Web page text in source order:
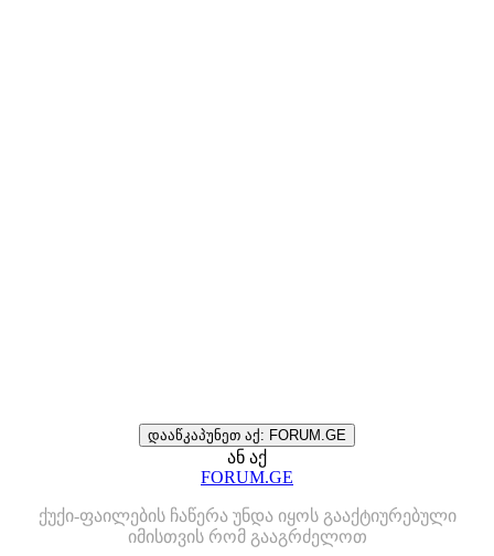
დააწკაპუნეთ აქ: FORUM.GE
ან აქ
FORUM.GE
ქუქი-ფაილების ჩაწერა უნდა იყოს გააქტიურებული
იმისთვის რომ გააგრძელოთ